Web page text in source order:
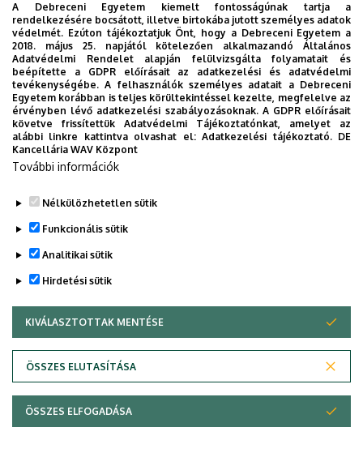
Cím
4032 Debrecen Böszörményi
út 138
Épület
"B" Főépület Tanulmányi
épület
Emelet, ajtó földszint, 3
Weboldal
Adatvédelem
Szerzői jog © 2026 Unideb
A Debreceni Egyetem kiemelt fontosságúnak tartja a
rendelkezésére bocsátott, illetve birtokába jutott személyes adatok
védelmét. Ezúton tájékoztatjuk Önt, hogy a Debreceni Egyetem a
2018. május 25. napjától kötelezően alkalmazandó Általános
Adatvédelmi Rendelet alapján felülvizsgálta folyamatait és
beépítette a GDPR előírásait az adatkezelési és adatvédelmi
tevékenységébe. A felhasználók személyes adatait a Debreceni
Egyetem korábban is teljes körültekintéssel kezelte, megfelelve az
érvényben lévő adatkezelési szabályozásoknak. A GDPR előírásait
követve frissítettük Adatvédelmi Tájékoztatónkat, amelyet az
alábbi linkre kattintva olvashat el:Adatkezelési tájékoztató. DE
Kancellária WAV Központ
További információk
Nélkülözhetetlen sütik
Funkcionális sütik
Analitikai sütik
Hirdetési sütik
KIVÁLASZTOTTAK MENTÉSE
ÖSSZES ELUTASÍTÁSA
WITHDRAW CONSENT
ÖSSZES ELFOGADÁSA